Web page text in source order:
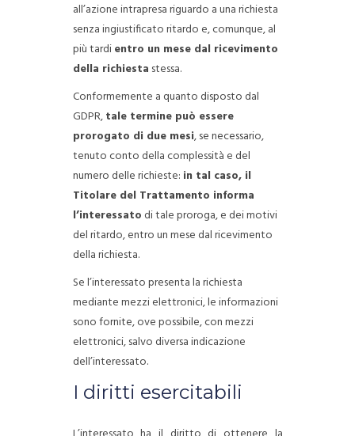
all’azione intrapresa riguardo a una richiesta
senza ingiustificato ritardo e, comunque, al
più tardientro un mese dal ricevimento
della richiesta stessa.
Conformemente a quanto disposto dal
GDPR,tale termine può essere
prorogato di due mesi, se necessario,
tenuto conto della complessità e del
numero delle richieste: in tal caso, il
Titolare del Trattamento informa
l’interessato di tale proroga, e dei motivi
del ritardo, entro un mese dal ricevimento
della richiesta.
Se l’interessato presenta la richiesta
mediante mezzi elettronici, le informazioni
sono fornite, ove possibile, con mezzi
elettronici, salvo diversa indicazione
dell’interessato.
I diritti esercitabili